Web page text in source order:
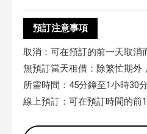
預訂注意事項
取消：可在預訂的前一天取消
無預訂當天租借：除繁忙期外
所需時間：45分鐘至1小時30
線上預訂：可在預訂時間的前